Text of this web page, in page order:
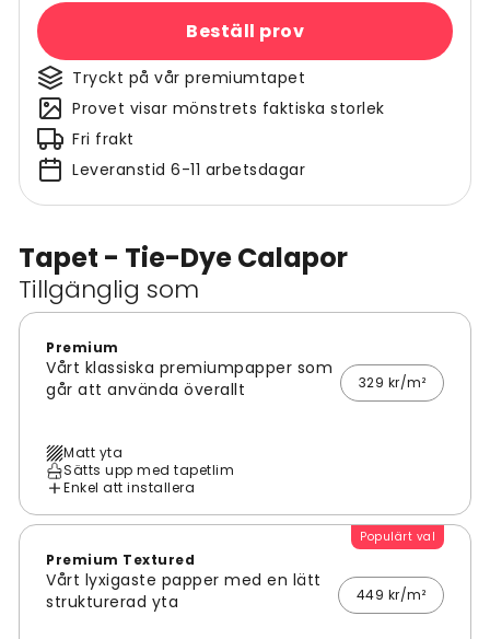
Tapet - Tie-Dye Calapor
Tillgänglig som
Premium
Vårt klassiska premiumpapper som
går att använda överallt
329 kr/m²
Matt yta
Sätts upp med tapetlim
Enkel att installera
Populärt val
Premium Textured
Vårt lyxigaste papper med en lätt
strukturerad yta
449 kr/m²
Beställ prov
Tryckt på vår premiumtapet
Provet visar mönstrets faktiska storlek
Fri frakt
Leveranstid 6-11 arbetsdagar